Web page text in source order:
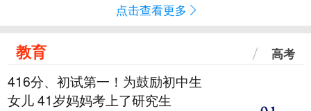
点击查看更多
教育 高考
416分、初试第一！为鼓励初中生
女儿 41岁妈妈考上了研究生